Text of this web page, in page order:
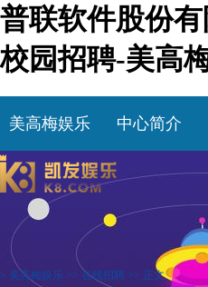
普联软件股份
校园招聘-美高
美高梅娱乐 中心简介
> 美高梅娱乐 >> 在线招聘 >> 正文